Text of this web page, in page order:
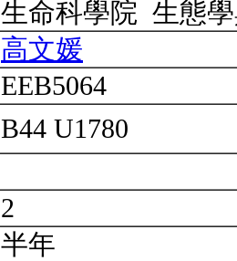
生命科學院 生態
高文媛
EEB5064
B44 U1780
2
半年